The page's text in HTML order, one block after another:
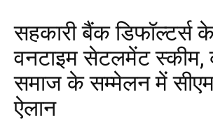
सहकारी बैंक डिफॉल्टर्स
वनटाइम सेटलमेंट स्कीम,
समाज के सम्मेलन में
ऐलान